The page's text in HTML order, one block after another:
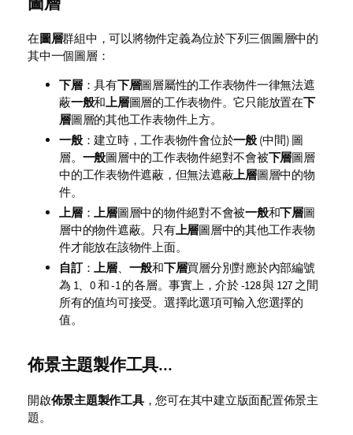
在圖層群組中，可以將物件定義為位於下列三個圖層中的
其中一個圖層：
下層：具有下層圖層屬性的工作表物件一律無法遮
蔽一般和上層圖層的工作表物件。它只能放置在下
層圖層的其他工作表物件上方。
一般：建立時，工作表物件會位於一般(中間) 圖
層。 一般圖層中的工作表物件絕對不會被下層圖層
中的工作表物件遮蔽，但無法遮蔽上層圖層中的物
件。
上層：上層圖層中的物件絕對不會被一般和下層圖
層中的物件遮蔽。只有上層圖層中的其他工作表物
件才能放在該物件上面。
自訂：上層、 一般和下層買層分別對應於內部編號
為 1、0 和 -1 的各層。事實上，介於 -128 與 127 之間
所有的值均可接受。選擇此選項可輸入您選擇的
值。
佈景主題製作工具...
開啟佈景主題製作工具，您可在其中建立版面配置佈景主
題。